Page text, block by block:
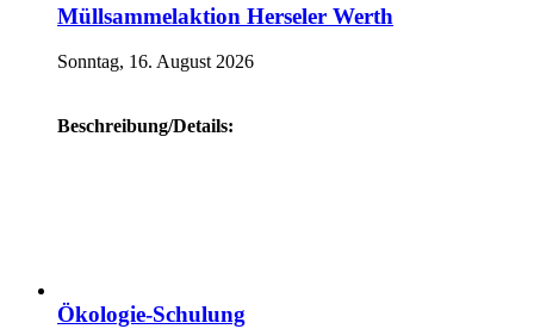
Müllsammelaktion Herseler Werth
Sonntag, 16. August 2026
Beschreibung/Details:
Ökologie-Schulung